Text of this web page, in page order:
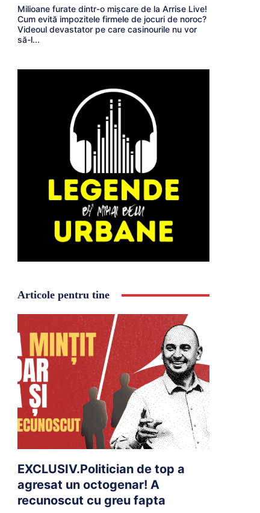
Milioane furate dintr-o mișcare de la Arrise Live!
Cum evită impozitele firmele de jocuri de noroc?
Videoul devastator pe care casinourile nu vor
să-l...
Articole pentru tine
EXCLUSIV.Politician de top a
agresat un octogenar! A
recunoscut cu greu fapta